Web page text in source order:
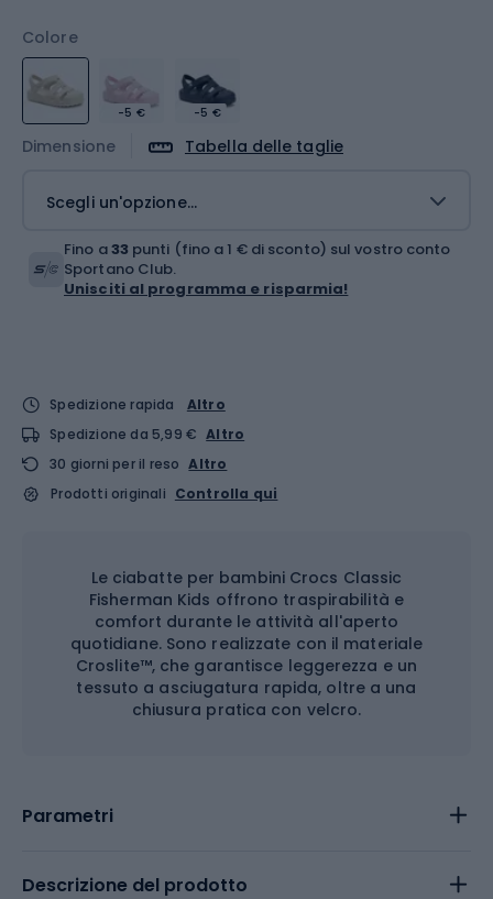
Colore
-5 € -5 €
Dimensione Tabella delle taglie
Scegli un'opzione...
Fino a33 punti (fino a 1 € di sconto) sul vostro conto
Sportano Club.
Unisciti al programma e risparmia!
Spedizione rapida
Altro
Spedizione da 5,99 € Altro
30 giorni per il reso Altro
Prodotti originali Controlla qui
Le ciabatte per bambini Crocs Classic
Fisherman Kids offrono traspirabilità e
comfort durante le attività all'aperto
quotidiane. Sono realizzate con il materiale
Croslite™, che garantisce leggerezza e un
tessuto a asciugatura rapida, oltre a una
chiusura pratica con velcro.
Parametri
Descrizione del prodotto